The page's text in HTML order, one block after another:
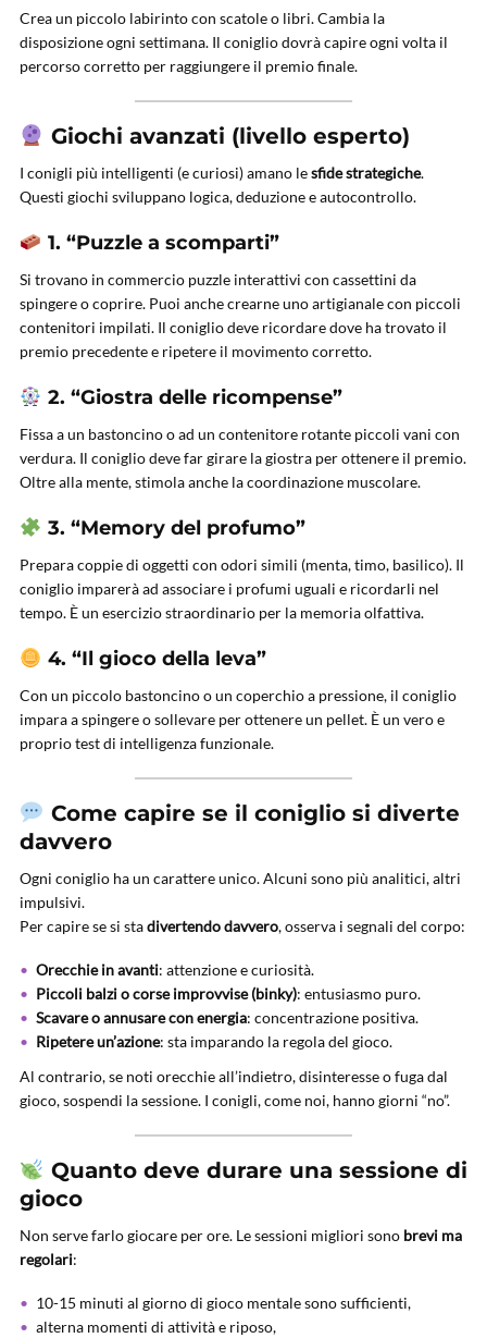
Crea un piccolo labirinto con scatole o libri. Cambia la
disposizione ogni settimana. Il coniglio dovrà capire ogni volta il
percorso corretto per raggiungere il premio finale.
Giochi avanzati (livello esperto)
I conigli più intelligenti (e curiosi) amano lesfide strategiche.
Questi giochi sviluppano logica, deduzione e autocontrollo.
1. “Puzzle a scomparti”
Si trovano in commercio puzzle interattivi con cassettini da
spingere o coprire. Puoi anche crearne uno artigianale con piccoli
contenitori impilati. Il coniglio deve ricordare dove ha trovato il
premio precedente e ripetere il movimento corretto.
2. “Giostra delle ricompense”
Fissa a un bastoncino o ad un contenitore rotante piccoli vani con
verdura. Il coniglio deve far girare la giostra per ottenere il premio.
Oltre alla mente, stimola anche la coordinazione muscolare.
3. “Memory del profumo”
Prepara coppie di oggetti con odori simili (menta, timo, basilico). Il
coniglio imparerà ad associare i profumi uguali e ricordarli nel
tempo. È un esercizio straordinario per la memoria olfattiva.
4. “Il gioco della leva”
Con un piccolo bastoncino o un coperchio a pressione, il coniglio
impara a spingere o sollevare per ottenere un pellet. È un vero e
proprio test di intelligenza funzionale.
Come capire se il coniglio si diverte
davvero
Ogni coniglio ha un carattere unico. Alcuni sono più analitici, altri
impulsivi.
Per capire se si stadivertendo davvero, osserva i segnali del corpo:
Orecchie in avanti: attenzione e curiosità.
Piccoli balzi o corse improvvise (binky): entusiasmo puro.
Scavare o annusare con energia: concentrazione positiva.
Ripetere un’azione: sta imparando la regola del gioco.
Al contrario, se noti orecchie all’indietro, disinteresse o fuga dal
gioco, sospendi la sessione. I conigli, come noi, hanno giorni “no”.
Quanto deve durare una sessione di
gioco
Non serve farlo giocare per ore. Le sessioni migliori sono brevi ma
regolari:
10-15 minuti al giorno di gioco mentale sono sufficienti,
alterna momenti di attività e riposo,